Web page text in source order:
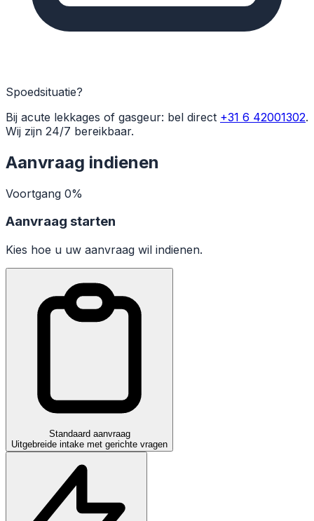
Spoedsituatie?
Bij acute lekkages of gasgeur: bel direct +31 6 42001302.
Wij zijn 24/7 bereikbaar.
Aanvraag indienen
Voortgang 0%
Aanvraag starten
Kies hoe u uw aanvraag wil indienen.
Standaard aanvraag
Uitgebreide intake met gerichte vragen